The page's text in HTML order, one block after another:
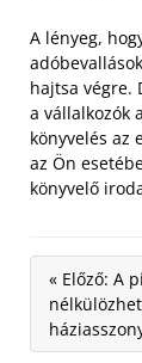
A lényeg,
hajtsa végre.
a vállalkozók
könyvelés az
az Ön
könyvelő
« Előző: A